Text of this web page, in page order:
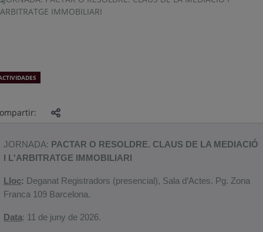
JORNADA: PACTAR O RESOLDRE. CLAUS DE LA MEDIACIÓ
I L'ARBITRATGE IMMOBILIARI
Lloc: Deganat Registradors (presencial), Sala d’Actes. Pg. Zona
Franca 109 Barcelona.
Data: 11 de juny de 2026.